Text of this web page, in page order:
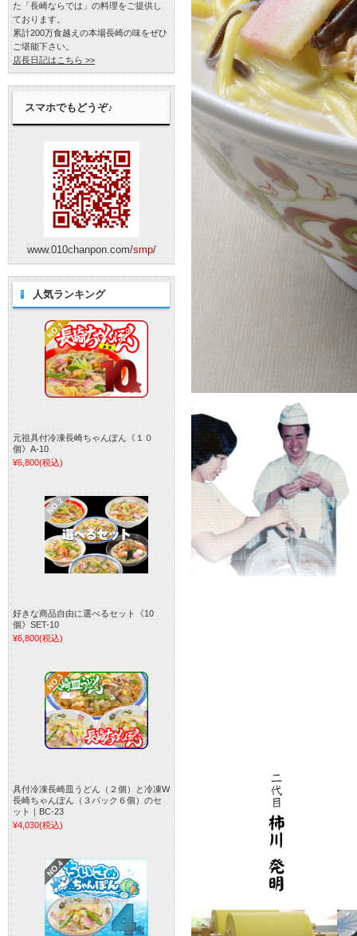
た「長崎ならでは」の料理をご提供し
ております。
累計200万食越えの本場長崎の味をぜひ
ご堪能下さい。
店長日記はこちら >>
スマホでもどうぞ♪
www.010chanpon.com/smp/
人気ランキング
元祖具付冷凍長崎ちゃんぽん《１０
個》A-10
¥6,800(税込)
好きな商品自由に選べるセット《10
個》SET-10
¥6,800(税込)
具付冷凍長崎皿うどん（２個）と冷凍W
長崎ちゃんぽん（３パック６個）のセ
ット｜BC-23
¥4,030(税込)